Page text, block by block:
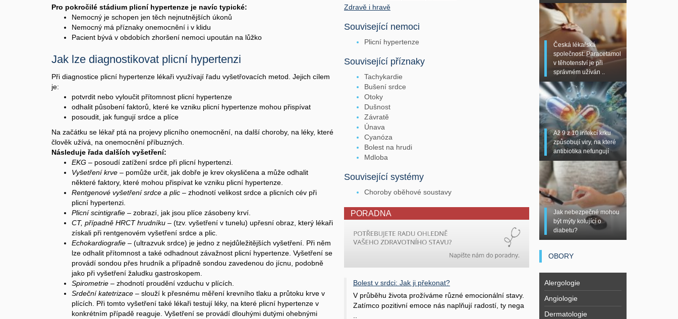
Pro pokročilé stádium plicní hypertenze je navíc typické:
Nemocný je schopen jen těch nejnutnějších úkonů
Nemocný má příznaky onemocnění i v klidu
Pacient bývá v obdobích zhoršení nemoci upoután na lůžko
Jak lze diagnostikovat plicní hypertenzi
Při diagnostice plicní hypertenze lékaři využívají řadu vyšetřovacích metod. Jejich cílem
je:
potvrdit nebo vyloučit přítomnost plicní hypertenze
odhalit působení faktorů, které ke vzniku plicní hypertenze mohou přispívat
posoudit, jak fungují srdce a plíce
Na začátku se lékař ptá na projevy plicního onemocnění, na další choroby, na léky, které
člověk užívá, na onemocnění příbuzných.
Následuje řada dalších vyšetření:
EKG – posoudí zatížení srdce při plicní hypertenzi.
Vyšetření krve – pomůže určit, jak dobře je krev okysličena a může odhalit
některé faktory, které mohou přispívat ke vzniku plicní hypertenze.
Rentgenové vyšetření srdce a plic – zhodnotí velikost srdce a plicních cév při
plicní hypertenzi.
Plicní scintigrafie – zobrazí, jak jsou plíce zásobeny krví.
CT, případně HRCT hrudníku – (tzv. vyšetření v tunelu) upřesní obraz, který lékaři
získali při rentgenovém vyšetření srdce a plic.
Echokardiografie – (ultrazvuk srdce) je jedno z nejdůležitějších vyšetření. Při něm
lze odhalit přítomnost a také odhadnout závažnost plicní hypertenze. Vyšetření se
provádí sondou přes hrudník a případně sondou zavedenou do jícnu, podobně
jako při vyšetření žaludku gastroskopem.
Spirometrie – zhodnotí proudění vzduchu v plících.
Srdeční katetrizace – slouží k přesnému měření krevního tlaku a průtoku krve v
plících. Při tomto vyšetření také lékaři testují léky, na které plicní hypertenze v
konkrétním případě reaguje. Vyšetření se provádí dlouhými dutými ohebnými
Zdravě i hravě
Související nemoci
Plicní hypertenze
Související příznaky
Tachykardie
Bušení srdce
Otoky
Dušnost
Závratě
Únava
Cyanóza
Bolest na hrudi
Mdloba
Související systémy
Choroby oběhové soustavy
PORADNA
Bolest v srdci: Jak ji překonat?
V průběhu života prožíváme různé emocionální stavy.
Zatímco pozitivní emoce nás naplňují radostí, ty nega
Česká lékařská
společnost: Paracetamol
v těhotenství je při
správném užíván ..
Až 9 z 10 infekcí krku
způsobují viry, na které
antibiotika nefungují
Jak nebezpečné mohou
být mýty kolující o
diabetu?
OBORY
Alergologie
Angiologie
Dermatologie